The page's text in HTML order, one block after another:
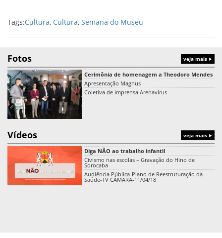
Tags:Cultura, Cultura, Semana do Museu
Fotos veja mais
Cerimônia de homenagem a Theodoro Mendes
Apresentação Magnus
Coletiva de imprensa Arenavírus
Vídeos veja mais
Diga NÃO ao trabalho infantil
Civismo nas escolas – Gravação do Hino de
Sorocaba
Audiência Pública-Plano de Reestruturação da
Saúde-TV CÂMARA-11/04/18